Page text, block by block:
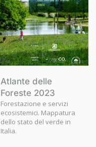
Atlante delle
Foreste 2023
Forestazione e servizi
ecosistemici. Mappatura
dello stato del verde in
Italia.